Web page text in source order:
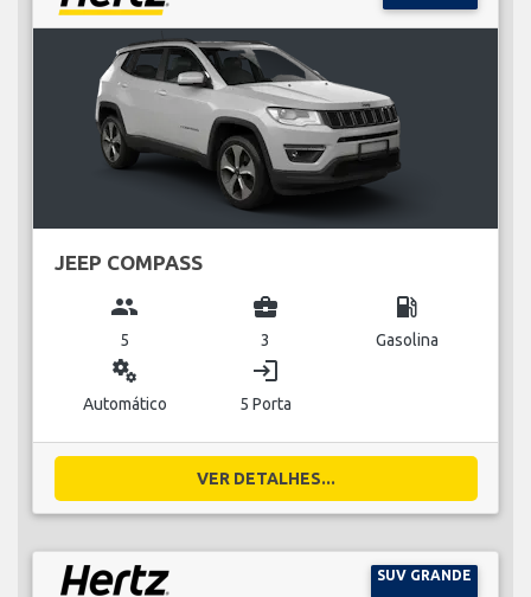
JEEP COMPASS
group
5
business_center
3
local_gas_station
Gasolina
miscellaneous_services
Automático
login
5 Porta
VER DETALHES...
SUV GRANDE